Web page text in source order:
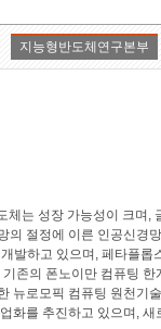
지능형반도체연구본부
체는 성장 가능성이 크며,
의 절정에 이른 인공신경
개발하고 있으며, 페타플
기존의 폰노이만 컴퓨팅
뉴로모픽 컴퓨팅 원천기
화를 추진하고 있으며,